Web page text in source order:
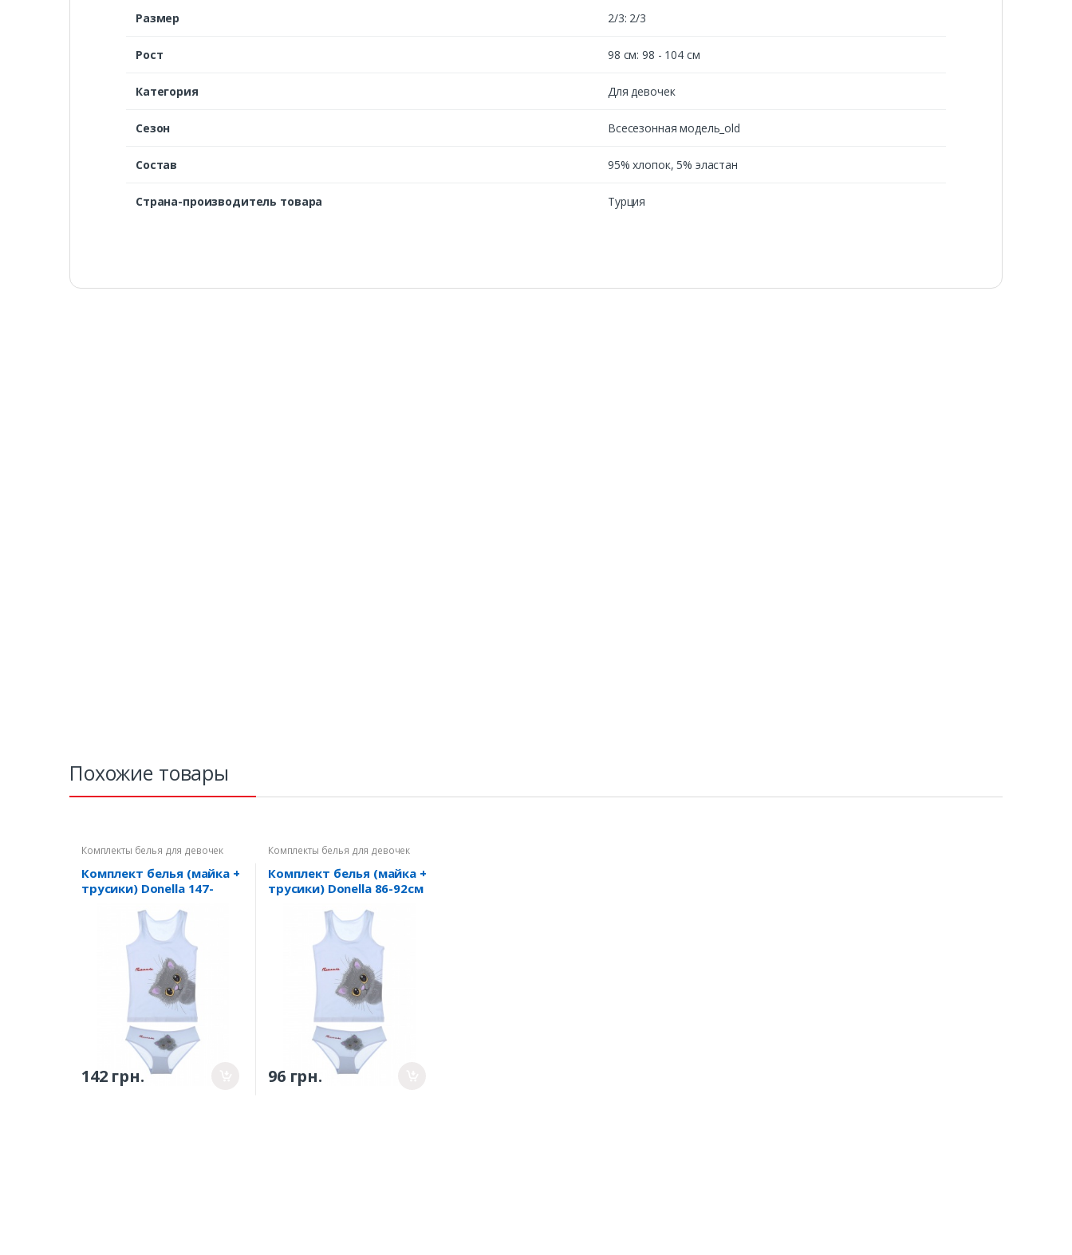
Размер 2/3: 2/3
Рост 98 см: 98 - 104 см
Категория Для девочек
Сезон Всесезонная модель_old
Состав 95% хлопок, 5% эластан
Страна-производитель товара Турция
Похожие товары
Комплекты белья для девочек
Комплект белья (майка +
трусики) Donella 147-
(4371WBPS/4171WPS-4) -
142 грн.
Комплекты белья для девочек
Комплект белья (майка +
трусики) Donella 86-92см
96 грн.